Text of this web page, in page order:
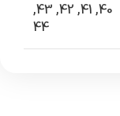
40
,
41
,
42
,
43
,
44